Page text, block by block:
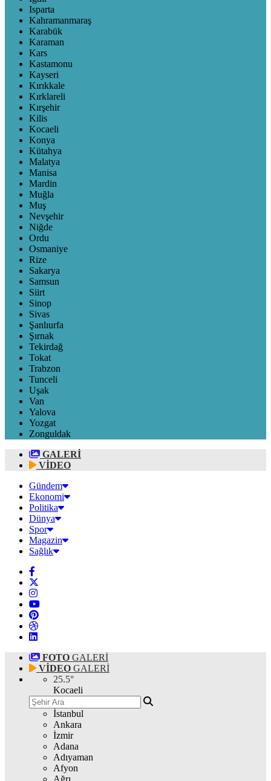
Isparta
Kahramanmaraş
Karabük
Karaman
Kars
Kastamonu
Kayseri
Kırıkkale
Kırklareli
Kırşehir
Kilis
Kocaeli
Konya
Kütahya
Malatya
Manisa
Mardin
Muğla
Muş
Nevşehir
Niğde
Ordu
Osmaniye
Rize
Sakarya
Samsun
Siirt
Sinop
Sivas
Şanlıurfa
Şırnak
Tekirdağ
Tokat
Trabzon
Tunceli
Uşak
Van
Yalova
Yozgat
Zonguldak
GALERİ
VİDEO
Gündem
Ekonomi
Politika
Dünya
Spor
Magazin
Sağlık
FOTO GALERİ
VİDEO GALERİ
25.5°
Kocaeli
İstanbul
Ankara
İzmir
Adana
Adıyaman
Afyon
Ağrı